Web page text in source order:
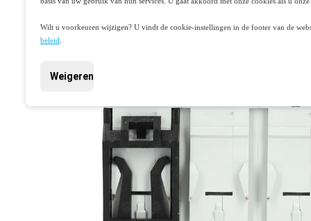
Wilt u voorkeuren wijzigen? U vindt de cookie-instellingen in de footer van de
beleid
Weigeren